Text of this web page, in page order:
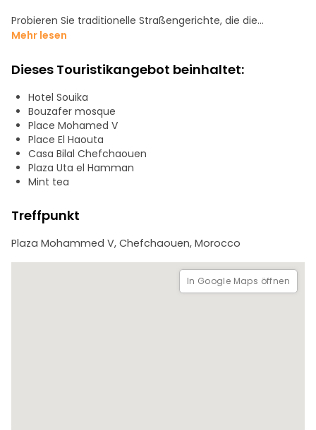
Probieren Sie traditionelle Straßengerichte, die die
Einheimischen jeden Tag essen. Genießen Sie eine warme
Gewürzen, pürierte Kichererbsen (marokkanischer
Hummus) und lokalen Käse. Probieren Sie marokkanische
Schnecken, die langsam in einer würzigen Kräuterbrühe
gekocht werden. Probieren Sie frisch zubereitete
Pfannkuchen wie Msemen und Baghrir, die heiß mit Honig
serviert werden. Schauen Sie den Verkäufern zu, wie sie ihre
Speisen direkt vor Ihren Augen zubereiten. Erfrischen Sie
Ihren Gaumen mit tropischen Früchten wie Kokosnuss,
Mango, Ananas und Kiwi.
Traditionen hinter jedem Bissen. Ein köstliches und
Mehr lesen
Dieses Touristikangebot beinhaltet:
Hotel Souika
Bouzafer mosque
Place Mohamed V
Place El Haouta
Casa Bilal Chefchaouen
Plaza Uta el Hamman
Mint tea
Treffpunkt
Plaza Mohammed V, Chefchaouen, Morocco
In Google Maps öffnen